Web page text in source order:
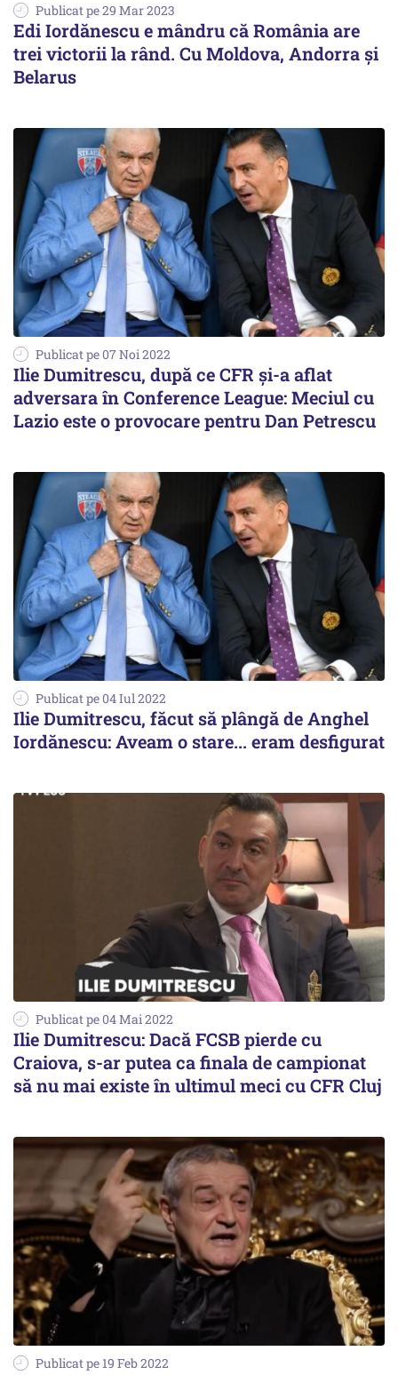
Publicat pe 29 Mar 2023
Edi Iordănescu e mândru că România are
trei victorii la rând. Cu Moldova, Andorra şi
Belarus
Publicat pe 07 Noi 2022
Ilie Dumitrescu, după ce CFR și-a aflat
adversara în Conference League: Meciul cu
Lazio este o provocare pentru Dan Petrescu
Publicat pe 04 Iul 2022
Ilie Dumitrescu, făcut să plângă de Anghel
Iordănescu: Aveam o stare... eram desfigurat
Publicat pe 04 Mai 2022
Ilie Dumitrescu: Dacă FCSB pierde cu
Craiova, s-ar putea ca finala de campionat
să nu mai existe în ultimul meci cu CFR Cluj
Publicat pe 19 Feb 2022